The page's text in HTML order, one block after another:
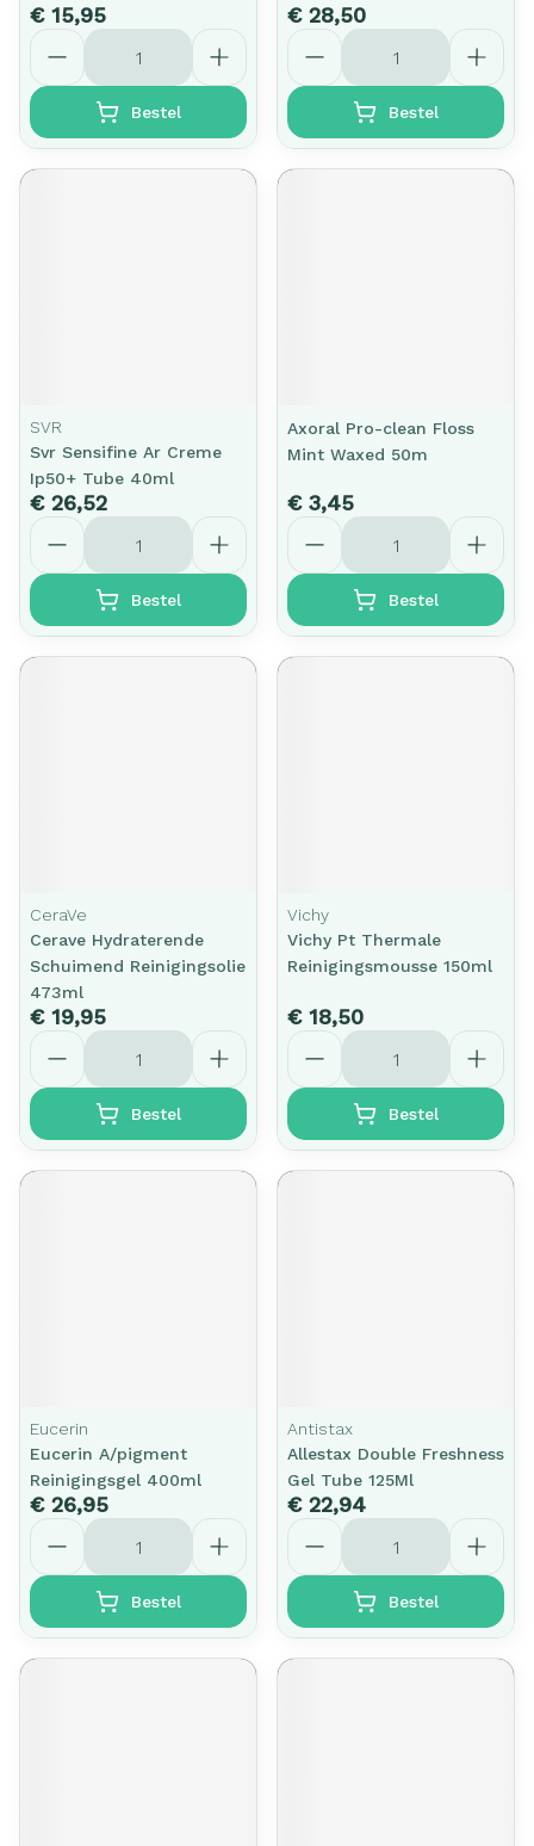
€ 15,95
Aantal
Bestel
€ 28,50
Aantal
Bestel
SVR
Svr Sensifine Ar Creme
Ip50+ Tube 40ml
€ 26,52
Aantal
Bestel
Axoral Pro-clean Floss
Mint Waxed 50m
€ 3,45
Aantal
Bestel
CeraVe
Cerave Hydraterende
Schuimend Reinigingsolie
473ml
€ 19,95
Aantal
Bestel
Vichy
Vichy Pt Thermale
Reinigingsmousse 150ml
€ 18,50
Aantal
Bestel
Eucerin
Eucerin A/pigment
Reinigingsgel 400ml
€ 26,95
Aantal
Bestel
Antistax
Allestax Double Freshness
Gel Tube 125Ml
€ 22,94
Aantal
Bestel